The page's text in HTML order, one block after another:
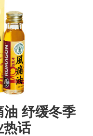
油 纾缓冬季
热话